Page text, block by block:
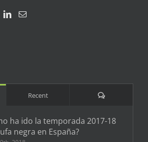
Recent Comments
ha ido la temporada 2017-18
negra en España?